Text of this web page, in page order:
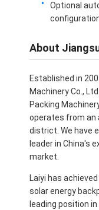
Optional
About
Established in
Machinery Co.,
Packing
operates from an
district. We have
leader in China's
market.
Laiyi has
solar energy
leading position in